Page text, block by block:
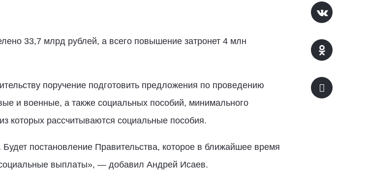
33,7 млрд рублей, а всего повышение затронет 4 млн
поручение подготовить предложения по проведению
и военные, а также социальных пособий, минимального
которых рассчитываются социальные пособия.
постановление Правительства, которое в ближайшее время
выплаты», — добавил Андрей Исаев.